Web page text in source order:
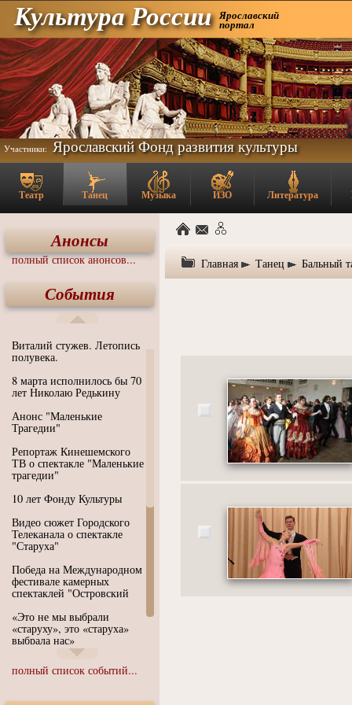
Культура России Ярославский
портал
Участники: Ярославский Фонд развития культуры
Театр Танец Музыка ИЗО Литература
Анонсы
полный список анонсов...
События
Виталий стужев. Летопись
полувека.
8 марта исполнилось бы 70
лет Николаю Редькину
Анонс "Маленькие
Трагедии"
Репортаж Кинешемского
ТВ о спектакле "Маленькие
трагедии"
10 лет Фонду Культуры
Видео сюжет Городского
Телеканала о спектакле
"Старуха"
Победа на Международном
фестивале камерных
спектаклей "Островский
«Это не мы выбрали
«старуху», это «старуха»
выбрала нас»
Иммерсивный спектакль
"Язык чистого полета
полный список событий...
Главная Танец Бальный